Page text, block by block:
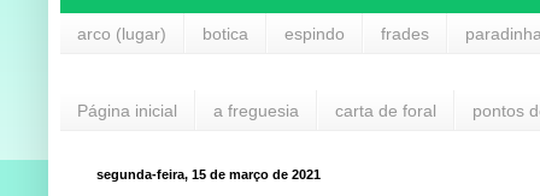
arco (lugar) botica espindo frades
Página inicial a freguesia carta de foral pontos
segunda-feira, 15 de março de 2021